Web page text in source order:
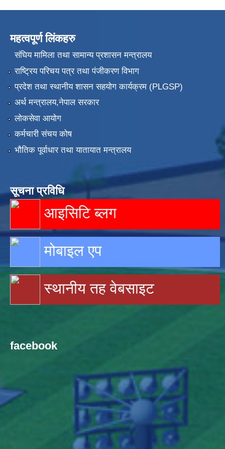
महत्वपूर्ण लिंकहरु
संघिय मामिला तथा सामान्य प्रशासन मन्त्रालय
राष्ट्रिय परिचय पत्र तथा पंजीकरण विभाग
प्रदेश तथा स्थानीय शासन सहयोग कार्यक्रम (PLGSP)
अर्थ मन्त्रालय,नेपाल सरकार
लोकसेवा आयोग
कर्मचारी संचय कोष
भौतिक पूर्वाधार तथा यातायात मन्त्रालय
सूचना प्रविधि
आइसिटि ब्लग
मोबाइल एप
स्थानीय तह वेबसाइट
facebook